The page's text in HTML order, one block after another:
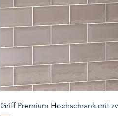
Griff Premium Hochschrank mit